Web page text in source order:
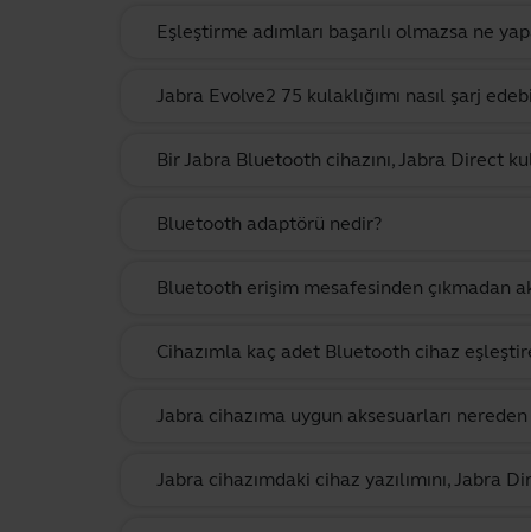
Eşleştirme adımları başarılı olmazsa ne
Jabra Evolve2 75 kulaklığımı nasıl şarj
Bir Jabra Bluetooth cihazını, Jabra Direct
Bluetooth adaptörü nedir?
Bluetooth erişim mesafesinden çıkmadan
Cihazımla kaç adet Bluetooth cihaz
Jabra cihazıma uygun aksesuarları
Jabra cihazımdaki cihaz yazılımını, Jabra